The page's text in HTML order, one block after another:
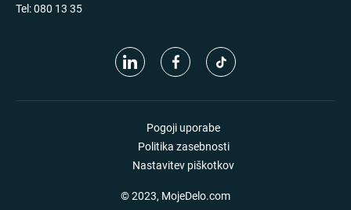
Tel:080 13 35
Pogoji uporabe
Politika zasebnosti
Nastavitev piškotkov
© 2023, MojeDelo.com